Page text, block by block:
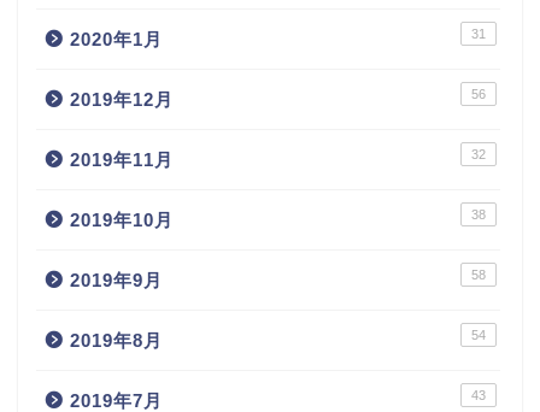
2020年1月 31
2019年12月 56
2019年11月 32
2019年10月 38
2019年9月 58
2019年8月 54
2019年7月 43